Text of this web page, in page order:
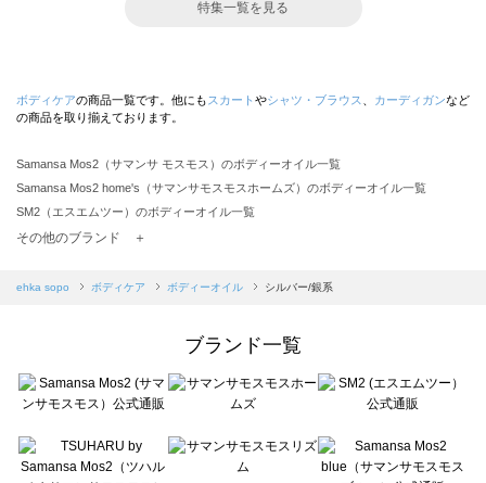
特集一覧を見る
ボディケアの商品一覧です。他にも スカート やシャツ・ブラウス カーディガンなど
の商品を取り揃えております。
Samansa Mos2（サマンサ モスモス）のボディーオイル一覧
Samansa Mos2 home's（サマンサモスモスホームズ）のボディーオイル一覧
SM2（エスエムツー）のボディーオイル一覧
Samansa Mos2 blue（サマンサモスモス ブルー）のボディーオイル一覧
sō4ū（ソウフォーユー）のボディーオイル一覧
Te chichi（テチチ）のボディーオイル一覧
Te chichi CLASSIC（テチチ クラシック）のボディーオイル一覧
Lugnoncure（ルノンキュール）のボディーオイル一覧
BETTY'S BLUE（べティーズブルー）のボディーオイル一覧
その他のブランド ＋
ehka sopo ボディケア ボディーオイル シルバー/銀系
ブランド一覧